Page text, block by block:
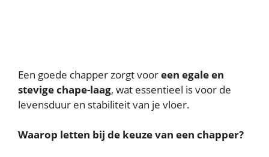
Een goede chapper zorgt vooreen egale en
stevige chape-laag, wat essentieel is voor de
levensduur en stabiliteit van je vloer.
Waarop letten bij de keuze van een chapper?